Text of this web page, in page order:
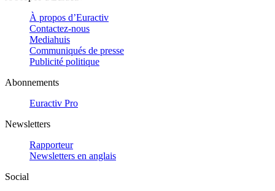
À propos d’Euractiv
Contactez-nous
Mediahuis
Communiqués de presse
Publicité politique
Abonnements
Euractiv Pro
Newsletters
Rapporteur
Newsletters en anglais
Social